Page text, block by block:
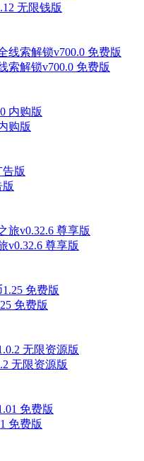
无限钱版
索解锁v700.0 免费版
购版
v0.32.6 尊享版
免费版
无限资源版
免费版